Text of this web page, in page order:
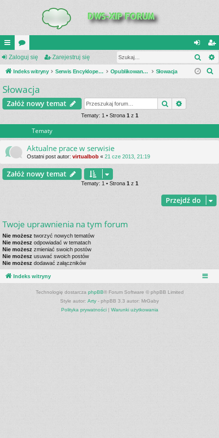
UI
C
K
_L
or
a
al
og
ar
ej
Zaloguj się Zarejestruj się
Indeks witryny Serwis Encyklopedia Uzbrojenia Opublikowane zestawienia Słowacja
j
Słowacja
Załóż nowy temat Szukaj
Tematy: 1 • Strona 1 z 1
Tematy
Aktualne prace w serwisie
Ostatni post autor: virtualbob « 21 cze 2013, 21:19
Załóż nowy temat
Tematy: 1 • Strona 1 z 1
Przejdź do
Twoje uprawnienia na tym forum
Nie możesz tworzyć nowych tematów
Nie możesz odpowiadać w tematach
Nie możesz zmieniać swoich postów
Nie możesz usuwać swoich postów
Nie możesz dodawać załączników
Indeks witryny
Technologię dostarcza phpBB® Forum Software © phpBB Limited
Style autor: Arty - phpBB 3.3 autor: MrGaby
Polityka prywatności| Warunki użytkowania